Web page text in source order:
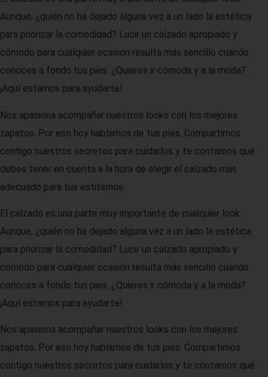
Aunque, ¿quién no ha dejado alguna vez a un lado la estética
para priorizar la comodidad? Lucir un calzado apropiado y
cómodo para cualquier ocasión resulta más sencillo cuando
conoces a fondo tus pies. ¿Quieres ir cómoda y a la moda?
¡Aquí estamos para ayudarte!
Nos apasiona acompañar nuestros looks con los mejores
zapatos. Por eso hoy hablamos de tus pies. Compartimos
contigo nuestros secretos para cuidarlos y te contamos qué
debes tener en cuenta a la hora de elegir el calzado más
adecuado para tus estilismos.
El calzado es una parte muy importante de cualquier look.
Aunque, ¿quién no ha dejado alguna vez a un lado la estética
para priorizar la comodidad? Lucir un calzado apropiado y
cómodo para cualquier ocasión resulta más sencillo cuando
conoces a fondo tus pies. ¿Quieres ir cómoda y a la moda?
¡Aquí estamos para ayudarte!
Nos apasiona acompañar nuestros looks con los mejores
zapatos. Por eso hoy hablamos de tus pies. Compartimos
contigo nuestros secretos para cuidarlos y te contamos qué